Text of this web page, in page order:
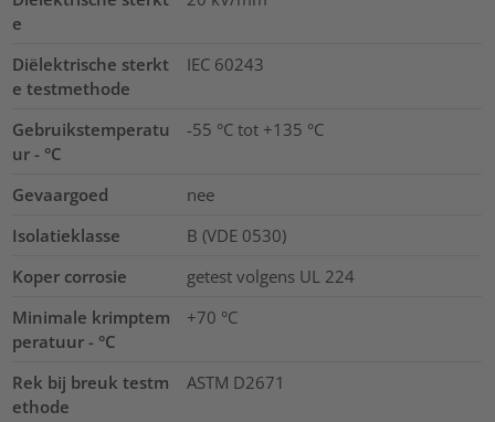
e
Diëlektrische sterkt
e testmethode
IEC 60243
Gebruikstemperatu
ur - °C
-55 °C tot +135 °C
Gevaargoed
nee
Isolatieklasse
B (VDE 0530)
Koper corrosie
getest volgens UL 224
Minimale krimptem
peratuur - °C
+70 °C
Rek bij breuk testm
ethode
ASTM D2671